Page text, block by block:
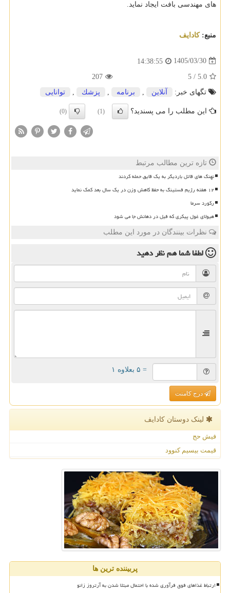
های مهندسی بافت ایجاد نماید.
منبع:كادایف
1405/03/30
14:38:55
5.0
/
5
207
تگهای خبر:
آنلاین , برنامه , پزشك , توانایی
این مطلب را می پسندید؟ (1)
(0)
تازه ترین مطالب مرتبط
نهنگ های قاتل باردیگر به یک قایق حمله کردند
۱۲ هفته رژیم فستینگ به حفظ کاهش وزن در یک سال بعد کمک نماید
رکورد سرما
هیولای غول پیکری که فیل در دهانش جا می شود
نظرات بینندگان در مورد این مطلب
لطفا شما همنظر دهید
= ۵ بعلاوه ۱
درج کامنت
لینک دوستان كادایف
فیش حج
قیمت بیسیم کنوود
پربیننده ترین ها
ارتباط غذاهای فوق فرآوری شده با احتمال مبتلا شدن به آرتروز زانو